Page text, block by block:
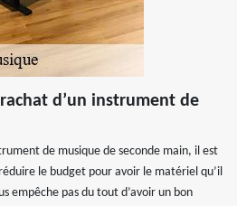
d’un instrument de
de musique de seconde main, il est
le budget pour avoir le matériel qu’il
empêche pas du tout d’avoir un bon